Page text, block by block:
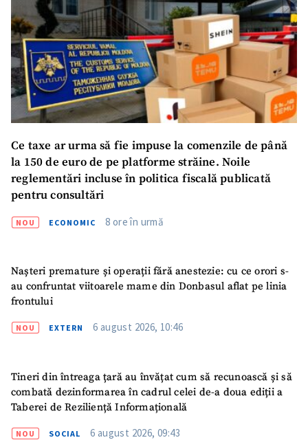
Ce taxe ar urma să fie impuse la comenzile de până
la 150 de euro de pe platforme străine. Noile
reglementări incluse în politica fiscală publicată
pentru consultări
NOU ECONOMIC 8 ore în urmă
Nașteri premature și operații fără anestezie: cu ce orori s-
au confruntat viitoarele mame din Donbasul aflat pe linia
frontului
NOU EXTERN 6 august 2026, 10:46
Tineri din întreaga țară au învățat cum să recunoască și să
combată dezinformarea în cadrul celei de-a doua ediții a
Taberei de Reziliență Informațională
NOU SOCIAL 6 august 2026, 09:43